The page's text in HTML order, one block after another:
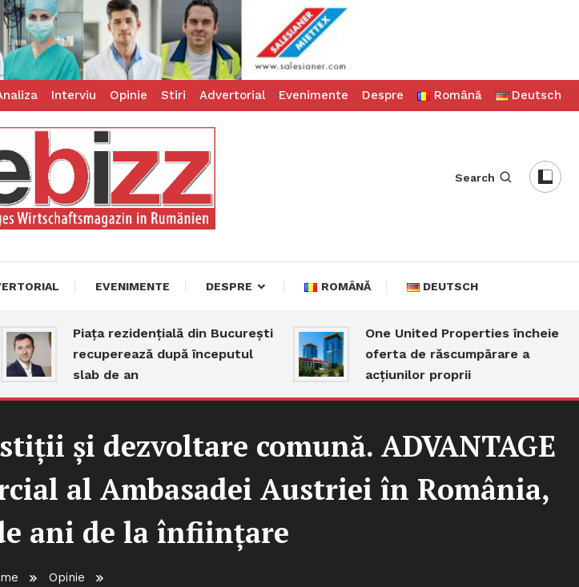
Interviu Opinie Stiri Advertorial Evenimente Despre Română Deutsch
Search
EVENIMENTE DESPRE ROMÂNĂ DEUTSCH
Piața rezidențială din București
recuperează după începutul
slab de an
One United Properties încheie
oferta de răscumpărare a
acțiunilor proprii
și dezvoltare comună. ADVANTAGE
al Ambasadei Austriei în România,
ani de la înființare
Opinie